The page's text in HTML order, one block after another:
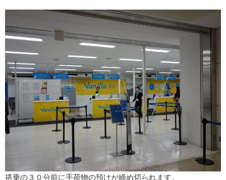
搭乗の３０分前に手荷物の預けが締め切られます。